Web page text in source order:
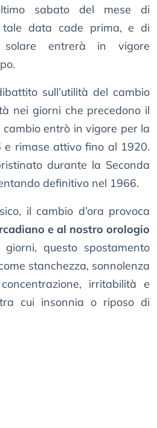
sabato del mese di
tale data cade prima, e di
solare entrerà in vigore
sull’utilità del cambio
nei giorni che precedono il
entrò in vigore per la
rimase attivo fino al 1920.
durante la Seconda
definitivo nel 1966.
il cambio d’ora provoca
e al nostro orologio
questo spostamento
stanchezza, sonnolenza
irritabilità e
cui insonnia o riposo di